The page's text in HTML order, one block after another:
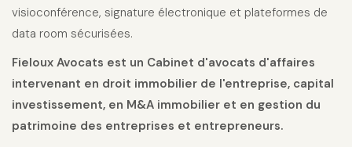
visioconférence, signature électronique et plateformes de
data room sécurisées.
Fieloux Avocats est un Cabinet d'avocats d'affaires
intervenant en droit immobilier de l'entreprise, capital
investissement, en M&A immobilier et en gestion du
patrimoine des entreprises et entrepreneurs.